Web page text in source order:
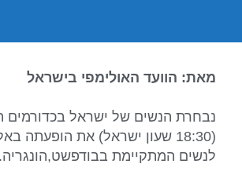
מאת: הוועד האולימפי בישראל
נבחרת הנשים של ישראל בכדורמים
(18:30 שעון ישראל) את הופעתה
לנשים המתקיימת בבודפשט,הונגריה.